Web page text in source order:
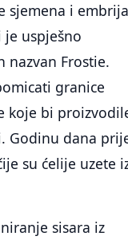
sjemena i embrija
je uspješno
Frostie.
granice
koje bi
Godinu dana
su ćelije uzete
sisara iz